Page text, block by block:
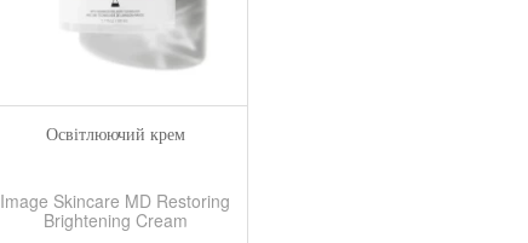
Освітлюючий крем
Image Skincare MD Restoring
Brightening Cream